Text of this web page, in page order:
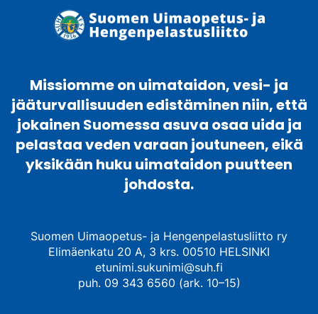
Missiomme on uimataidon, vesi- ja
jääturvallisuuden edistäminen niin, että
jokainen Suomessa asuva osaa uida ja
pelastaa veden varaan joutuneen, eikä
yksikään huku uimataidon puutteen
johdosta.
Suomen Uimaopetus- ja Hengenpelastusliitto ry
Elimäenkatu 20 A, 3 krs. 00510 HELSINKI
etunimi.sukunimi@suh.fi
puh. 09 343 6560 (ark. 10–15)